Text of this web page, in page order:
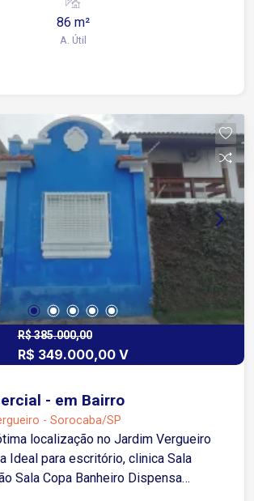
86 m²
A. Útil
R$ 385.000,00
R$ 349.000,00 V
- em Bairro
- Sorocaba/SP
localização no Jardim Vergueiro
Sala Copa Banheiro Dispensa